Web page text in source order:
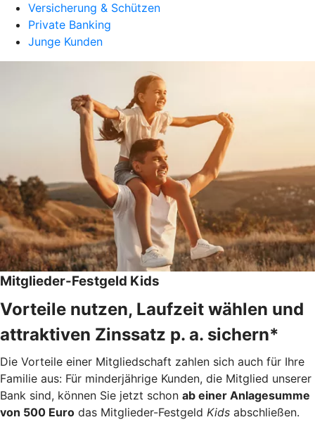
Versicherung & Schützen
Private Banking
Junge Kunden
Mitglieder-Festgeld Kids
Vorteile nutzen, Laufzeit wählen und
attraktiven Zinssatz p. a. sichern*
Die Vorteile einer Mitgliedschaft zahlen sich auch für Ihre
Familie aus: Für minderjährige Kunden, die Mitglied unserer
Bank sind, können Sie jetzt schon ab einer Anlagesumme
von 500 Euro das Mitglieder-Festgeld Kids abschließen.